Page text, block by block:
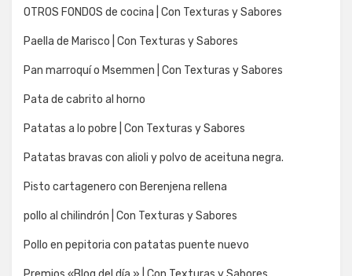
OTROS FONDOS de cocina | Con Texturas y Sabores
Paella de Marisco | Con Texturas y Sabores
Pan marroquí o Msemmen | Con Texturas y Sabores
Pata de cabrito al horno
Patatas a lo pobre | Con Texturas y Sabores
Patatas bravas con alioli y polvo de aceituna negra.
Pisto cartagenero con Berenjena rellena
pollo al chilindrón | Con Texturas y Sabores
Pollo en pepitoria con patatas puente nuevo